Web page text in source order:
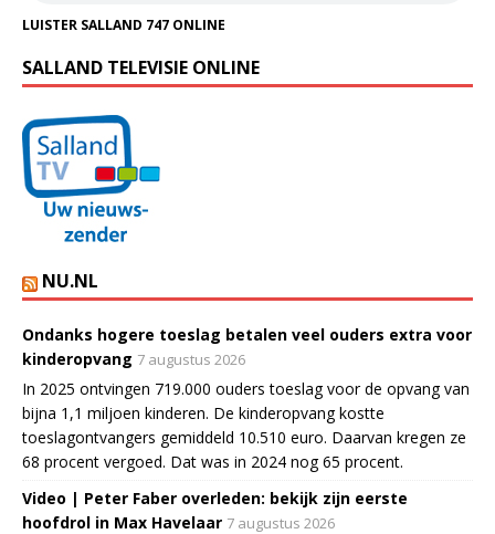
LUISTER SALLAND 747 ONLINE
SALLAND TELEVISIE ONLINE
NU.NL
Ondanks hogere toeslag betalen veel ouders extra voor
kinderopvang 7 augustus 2026
In 2025 ontvingen 719.000 ouders toeslag voor de opvang van
bijna 1,1 miljoen kinderen. De kinderopvang kostte
toeslagontvangers gemiddeld 10.510 euro. Daarvan kregen ze
68 procent vergoed. Dat was in 2024 nog 65 procent.
Video | Peter Faber overleden: bekijk zijn eerste
hoofdrol in Max Havelaar 7 augustus 2026